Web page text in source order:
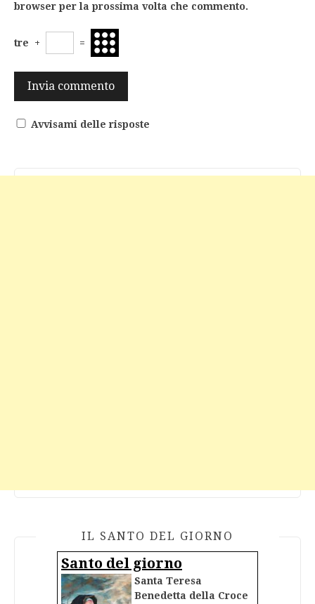
browser per la prossima volta che commento.
tre + =
Avvisami delle risposte
IL SANTO DEL GIORNO
Santo del giorno
Santa Teresa
Benedetta della Croce